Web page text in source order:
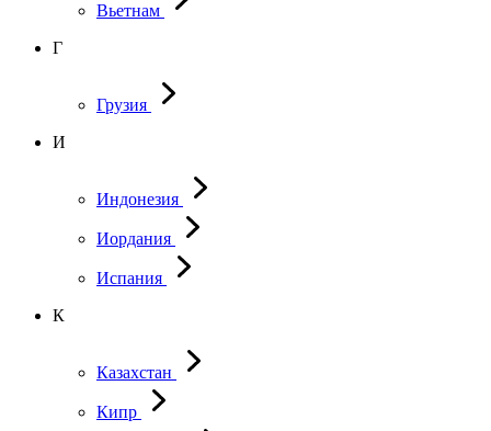
Вьетнам
Г
Грузия
И
Индонезия
Иордания
Испания
К
Казахстан
Кипр